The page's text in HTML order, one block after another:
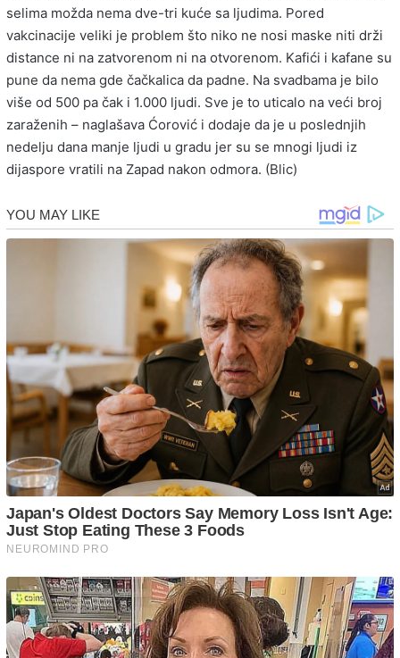
selima možda nema dve-tri kuće sa ljudima. Pored
vakcinacije veliki je problem što niko ne nosi maske niti drži
distance ni na zatvorenom ni na otvorenom. Kafići i kafane su
pune da nema gde čačkalica da padne. Na svadbama je bilo
više od 500 pa čak i 1.000 ljudi. Sve je to uticalo na veći broj
zaraženih – naglašava Ćorović i dodaje da je u poslednjih
nedelju dana manje ljudi u gradu jer su se mnogi ljudi iz
dijaspore vratili na Zapad nakon odmora. (Blic)